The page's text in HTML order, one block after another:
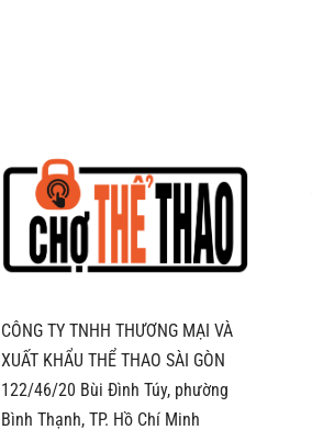
CÔNG TY TNHH THƯƠNG MẠI VÀ
XUẤT KHẨU THỂ THAO SÀI GÒN
122/46/20 Bùi Đình Túy, phường
Bình Thạnh, TP. Hồ Chí Minh